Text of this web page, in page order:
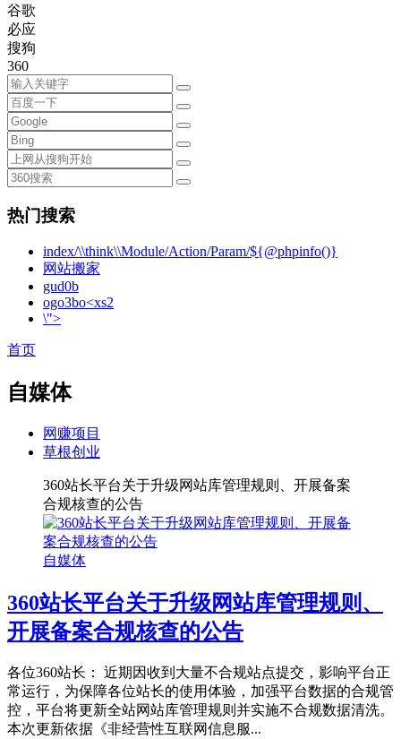
谷歌
必应
搜狗
360
热门搜索
index/\\think\\Module/Action/Param/${@phpinfo()}
网站搬家
gud0b
ogo3bo<xs2
\">
首页
自媒体
网赚项目
草根创业
360站长平台关于升级网站库管理规则、开展备案
合规核查的公告
自媒体
360站长平台关于升级网站库管理规则、
开展备案合规核查的公告
各位360站长： 近期因收到大量不合规站点提交，影响平台正
常运行，为保障各位站长的使用体验，加强平台数据的合规管
控，平台将更新全站网站库管理规则并实施不合规数据清洗。
本次更新依据《非经营性互联网信息服...